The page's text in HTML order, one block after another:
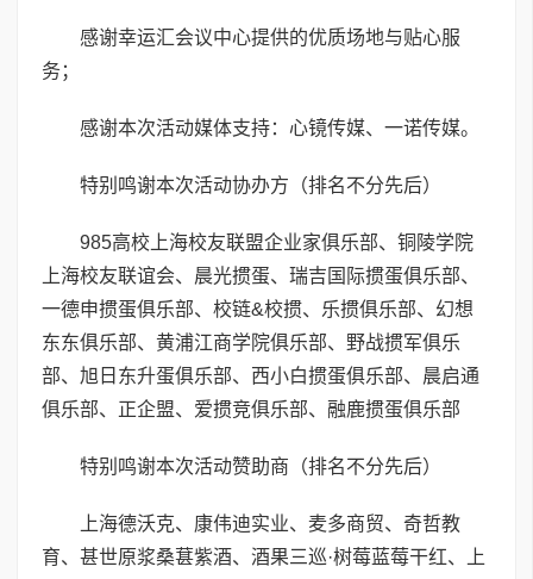
感谢幸运汇会议中心提供的优质场地与贴心服
务；
感谢本次活动媒体支持：心镜传媒、一诺传媒。
特别鸣谢本次活动协办方（排名不分先后）
985高校上海校友联盟企业家俱乐部、铜陵学院
上海校友联谊会、晨光掼蛋、瑞吉国际掼蛋俱乐部、
一德申掼蛋俱乐部、校链&校掼、乐掼俱乐部、幻想
东东俱乐部、黄浦江商学院俱乐部、野战掼军俱乐
部、旭日东升蛋俱乐部、西小白掼蛋俱乐部、晨启通
俱乐部、正企盟、爱掼竞俱乐部、融鹿掼蛋俱乐部
特别鸣谢本次活动赞助商（排名不分先后）
上海德沃克、康伟迪实业、麦多商贸、奇哲教
育、甚世原浆桑葚紫酒、酒果三巡·树莓蓝莓干红、上